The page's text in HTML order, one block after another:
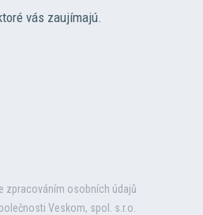
vás zaujímajú.
zpracováním osobních údajů
Veskom, spol. s.r.o.